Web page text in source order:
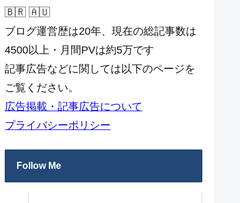
🇧🇷 🇦🇺
ブログ運営歴は20年、現在の総記事数は
4500以上・月間PVは約5万です
記事広告などに関しては以下のページを
ご覧ください。
広告掲載・記事広告について
プライバシーポリシー
Follow Me